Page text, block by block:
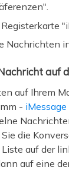
Nachrichten
auf
auf Ihrem
- iMessage
die
auf der
auf eine